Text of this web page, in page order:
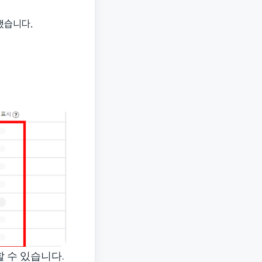
습니다.
수 있습니다.